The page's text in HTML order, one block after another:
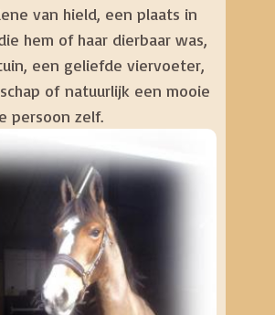
van hield, een plaats in
hem of haar dierbaar was,
een geliefde viervoeter,
of natuurlijk een mooie
persoon zelf.